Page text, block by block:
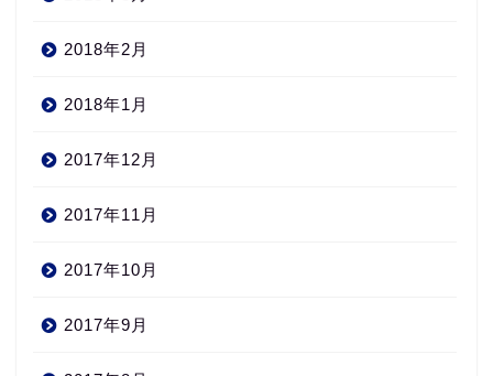
2018年2月
2018年1月
2017年12月
2017年11月
2017年10月
2017年9月